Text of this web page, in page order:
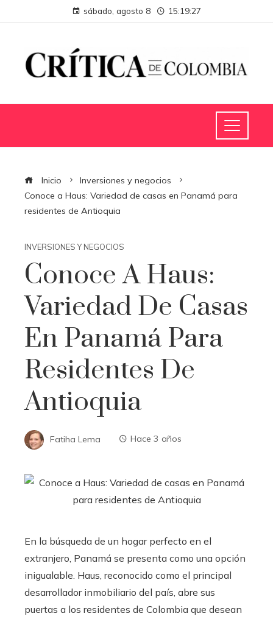
sábado, agosto 8 15:19:27
Inicio
Inversiones y negocios
Conoce a Haus: Variedad de casas en Panamá para
residentes de Antioquia
INVERSIONES Y NEGOCIOS
Conoce A Haus:
Variedad De Casas
En Panamá Para
Residentes De
Antioquia
Fatiha Lema Hace 3 años
En la búsqueda de un hogar perfecto en el
extranjero, Panamá se presenta como una opción
inigualable. Haus, reconocido como el principal
desarrollador inmobiliario del país, abre sus
puertas a los residentes de Colombia que desean